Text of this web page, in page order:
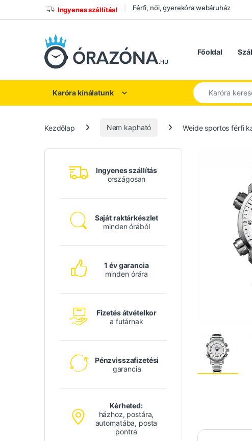
Ugrás a navigációhoz
Ugrás a tartalomhozIngyenes szállítás! Férfi, női, gyerekóra webáruház
Főoldal
Karóra kínálatunk
Keresés a
Kezdőlap Nem kapható Weide sportos férfi
Ingyenes szállítás
országosan
Saját raktárkészlet
minden órából
1 év garancia
minden órára
Fizetés átvételkor
a futárnak
Pénzvisszafizetési
garancia
Kérheted:
házhoz, postára,
automatába, posta
pontra